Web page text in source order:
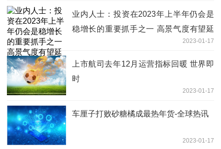
业内人士：投资在2023年上半年仍会是
稳增长的重要抓手之一 高景气度有望延
2023-01-17
上市航司去年12月运营指标回暖 世界即
时
2023-01-17
车厘子打败砂糖橘成最热年货-全球热讯
2023-01-17